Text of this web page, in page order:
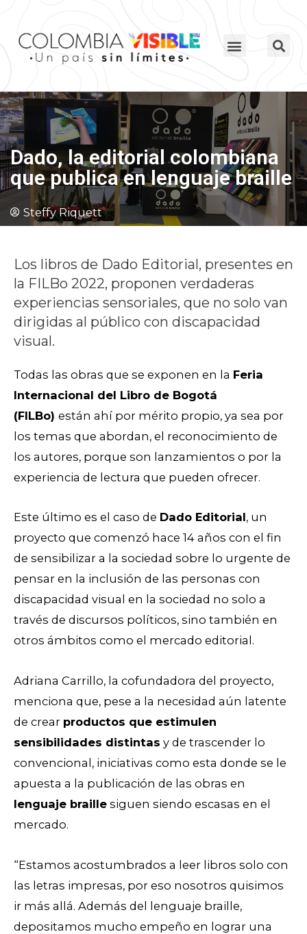
Dado, la editorial colombiana
que publica en lenguaje braille
Steffy Riquett
Los libros de Dado Editorial, presentes en
la FILBo 2022, proponen verdaderas
experiencias sensoriales, que no solo van
dirigidas al público con discapacidad
visual.
Todas las obras que se exponen en la Feria
Internacional del Libro de Bogotá
(FILBo) están ahí por mérito propio, ya sea por
los temas que abordan, el reconocimiento de
los autores, porque son lanzamientos o por la
experiencia de lectura que pueden ofrecer.
Este último es el caso de Dado Editorial, un
proyecto que comenzó hace 14 años con el fin
de sensibilizar a la sociedad sobre lo urgente de
pensar en la inclusión de las personas con
discapacidad visual en la sociedad no solo a
través de discursos políticos, sino también en
otros ámbitos como el mercado editorial.
Adriana Carrillo, la cofundadora del proyecto,
menciona que, pese a la necesidad aún latente
de crear productos que estimulen
sensibilidades distintas y de trascender lo
convencional, iniciativas como esta donde se le
apuesta a la publicación de las obras en
lenguaje braille siguen siendo escasas en el
mercado.
“Estamos acostumbrados a leer libros solo con
las letras impresas, por eso nosotros quisimos
ir más allá. Además del lenguaje braille,
depositamos mucho empeño en lograr una